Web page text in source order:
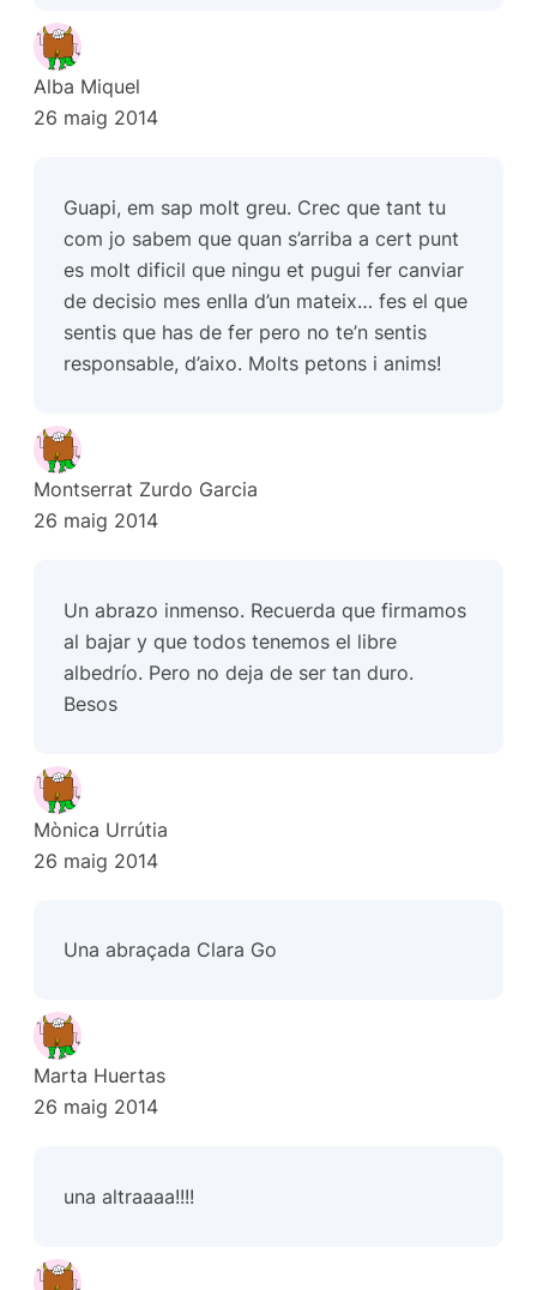
Alba Miquel
26 maig 2014
Guapi, em sap molt greu. Crec que tant tu
com jo sabem que quan s’arriba a cert punt
es molt dificil que ningu et pugui fer canviar
de decisio mes enlla d’un mateix… fes el que
sentis que has de fer pero no te’n sentis
responsable, d’aixo. Molts petons i anims!
Montserrat Zurdo Garcia
26 maig 2014
Un abrazo inmenso. Recuerda que firmamos
al bajar y que todos tenemos el libre
albedrío. Pero no deja de ser tan duro.
Besos
Mònica Urrútia
26 maig 2014
Una abraçada Clara Go
Marta Huertas
26 maig 2014
una altraaaa!!!!